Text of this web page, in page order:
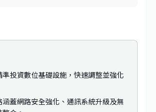
準投資數位基礎設施，快速調整並強化
蓋網路安全強化、通訊系統升級及無